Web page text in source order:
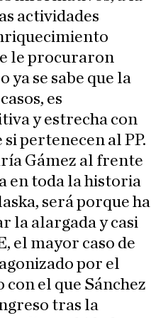
actividades
le procuraron
se sabe que la
es
y estrecha con
pertenecen al PP.
Gámez al frente
en toda la historia
será porque ha
la alargada y casi
el mayor caso de
por el
el que Sánchez
tras la